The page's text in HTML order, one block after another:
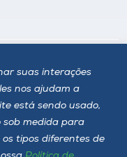
suas interações
nos ajudam a
está sendo usado,
sob medida para
os tipos diferentes de